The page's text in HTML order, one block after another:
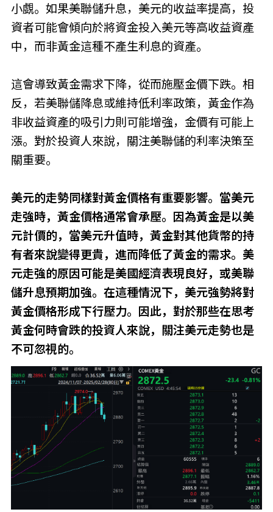
小覷。如果美聯儲升息，美元的收益率提高，投
資者可能會傾向於將資金投入美元等高收益資產
中，而非黃金這種不產生利息的資產。
這會導致黃金需求下降，從而施壓金價下跌。相
反，若美聯儲降息或維持低利率政策，黃金作為
非收益資產的吸引力則可能增強，金價有可能上
漲。對於投資人來說，關注美聯儲的利率決策至
關重要。
美元的走勢同樣對黃金價格有重要影響。當美元
走強時，黃金價格通常會承壓。因為黃金是以美
元計價的，當美元升值時，黃金對其他貨幣的持
有者來說變得更貴，進而降低了黃金的需求。美
元走強的原因可能是美國經濟表現良好，或美聯
儲升息預期加強。在這種情況下，美元強勢將對
黃金價格形成下行壓力。因此，對於那些在思考
黃金何時會跌的投資人來說，關注美元走勢也是
不可忽視的。